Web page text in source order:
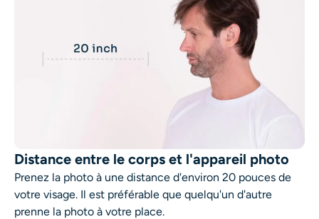
Filtre AI
Générateur de tirs à la tête Pro
Distance entre le corps et l'appareil photo
Prenez la photo à une distance d'environ 20 pouces de
votre visage. Il est préférable que quelqu'un d'autre
prenne la photo à votre place.